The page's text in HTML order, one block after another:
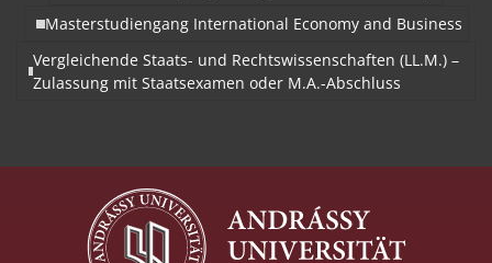
Masterstudiengang International Economy and Business
Vergleichende Staats- und Rechtswissenschaften (LL.M.) –
Zulassung mit Staatsexamen oder M.A.-Abschluss